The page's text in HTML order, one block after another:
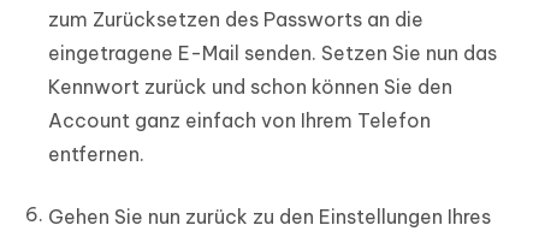
zum Zurücksetzen des Passworts an die
eingetragene E-Mail senden. Setzen Sie nun das
Kennwort zurück und schon können Sie den
Account ganz einfach von Ihrem Telefon
entfernen.
Gehen Sie nun zurück zu den Einstellungen Ihres